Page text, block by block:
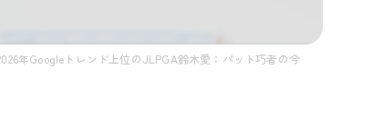
年Googleトレンド上位のJLPGA鈴木愛：パット巧者の今